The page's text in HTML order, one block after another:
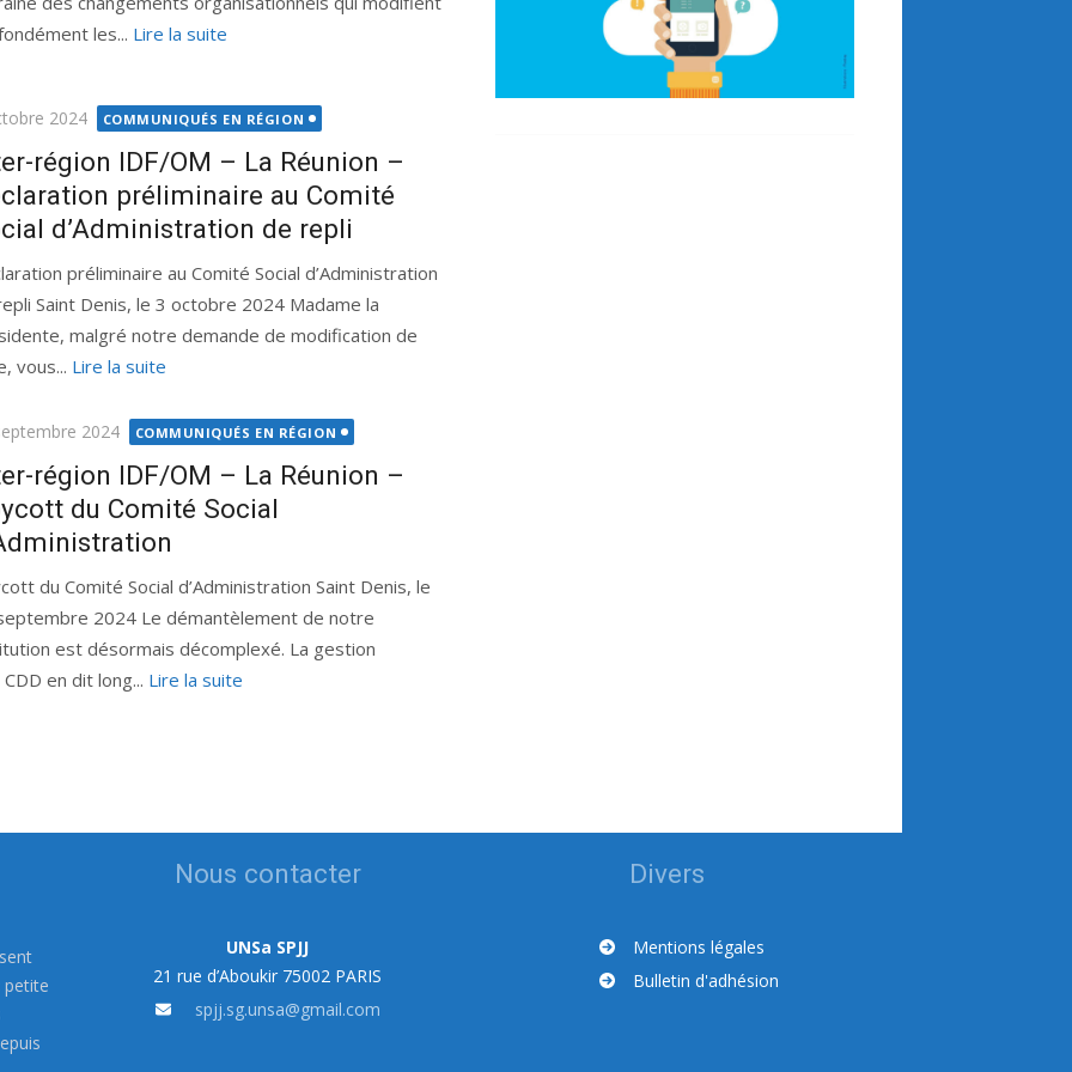
les... Lire la suite
2024 COMMUNIQUÉS EN RÉGION
région IDF/OM – La Réunion –
préliminaire au Comité
d’Administration de repli
préliminaire au Comité Social d’Administration
Saint Denis, le 3 octobre 2024 Madame la
malgré notre demande de modification de
vous... Lire la suite
2024 COMMUNIQUÉS EN RÉGION
région IDF/OM – La Réunion –
du Comité Social
du Comité Social d’Administration Saint Denis, le
2024 Le démantèlement de notre
est désormais décomplexé. La gestion
en dit long... Lire la suite
petite
Nous contacter
UNSa SPJJ
21 rue d’Aboukir 75002 PARIS
spjj.sg.unsa@gmail.com
Divers
Mentions légales
Bulletin d'adhésion